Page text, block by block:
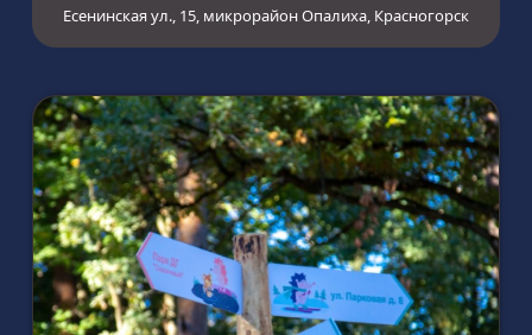
Есенинская ул., 15, микрорайон Опалиха, Красногорск